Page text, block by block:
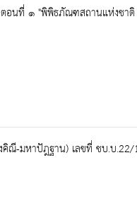
อนที่ ๑ "พิพิธภัณฑสถานแห่งชา
ณี-มหาปัฎฐาน) เลขที่ ชบ.บ